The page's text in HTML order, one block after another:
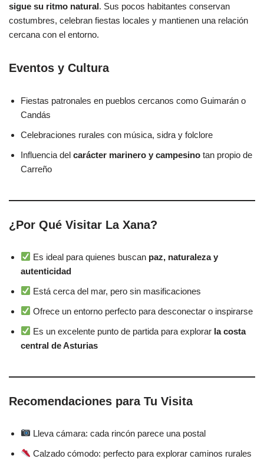
sigue su ritmo natural. Sus pocos habitantes conservan
costumbres, celebran fiestas locales y mantienen una relación
cercana con el entorno.
Eventos y Cultura
Fiestas patronales en pueblos cercanos como Guimarán o
Candás
Celebraciones rurales con música, sidra y folclore
Influencia del carácter marinero y campesino tan propio de
Carreño
¿Por Qué Visitar La Xana?
Es ideal para quienes buscan paz, naturaleza y
autenticidad
Está cerca del mar, pero sin masificaciones
Ofrece un entorno perfecto para desconectar o inspirarse
Es un excelente punto de partida para explorar la costa
central de Asturias
Recomendaciones para Tu Visita
Lleva cámara: cada rincón parece una postal
Calzado cómodo: perfecto para explorar caminos rurales